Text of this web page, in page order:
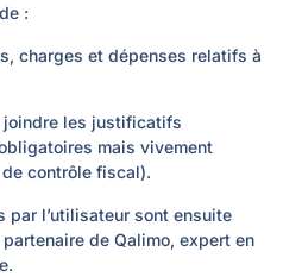
:
charges et dépenses relatifs à
joindre les justificatifs
mais vivement
contrôle fiscal).
par l’utilisateur sont ensuite
de Qalimo, expert en